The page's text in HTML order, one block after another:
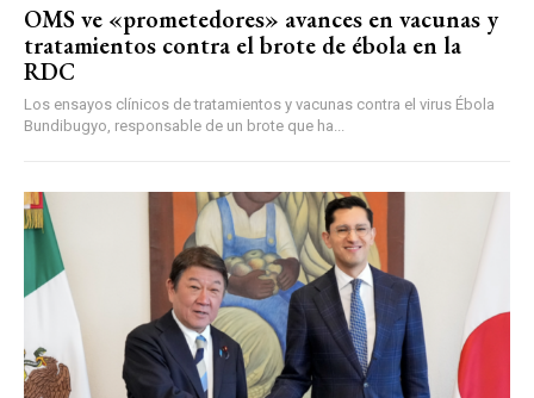
OMS ve «prometedores» avances en vacunas y
tratamientos contra el brote de ébola en la
RDC
Los ensayos clínicos de tratamientos y vacunas contra el virus Ébola
Bundibugyo, responsable de un brote que ha...